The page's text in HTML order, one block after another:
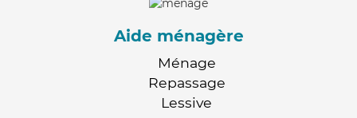
Aide ménagère
Ménage
Repassage
Lessive